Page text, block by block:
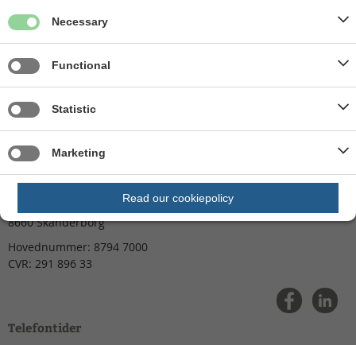
Byggesagsarkiv
Adm. og ydelsesafdeling
Presserum
Skanderborg Kommune
Skanderborg Fælled 1
8660 Skanderborg
Hovednummer: 8794 7000
CVR: 291 896 33
Telefontider
Necessary
Functional
Statistic
Marketing
Read our cookiepolicy